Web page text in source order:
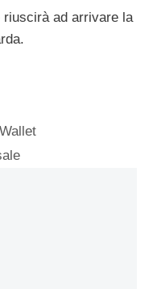
riuscirà ad arrivare la